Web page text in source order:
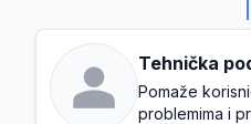
Tehnička
Pomaže
problemima i